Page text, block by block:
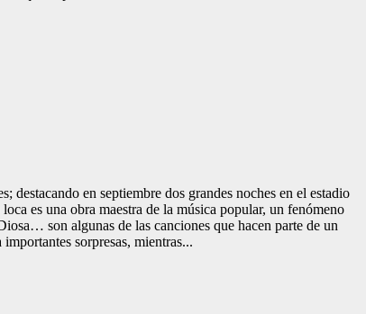
en septiembre dos grandes noches en el estadio
es una obra maestra de la música popular, un fenómeno
son algunas de las canciones que hacen parte de un
sorpresas, mientras...